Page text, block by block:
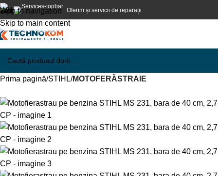
Skip to navigation
Skip to main content
Oferim și servicii de reparații
Prima pagină STIHL MOTOFERĂSTRAIE